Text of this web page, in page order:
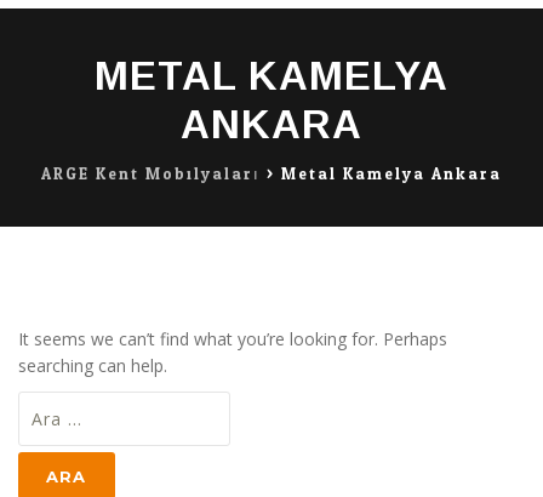
METAL KAMELYA
ANKARA
ARGE Kent Mobilyaları > Metal Kamelya Ankara
It seems we can’t find what you’re looking for. Perhaps
searching can help.